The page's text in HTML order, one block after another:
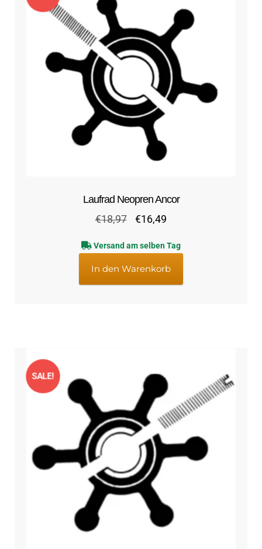
Laufrad Neopren Ancor
€18,97
Ursprünglicher
war:
€18,97
€16,49
ist:
€16,49.
Versand am selben Tag
In den Warenkorb
SALE!